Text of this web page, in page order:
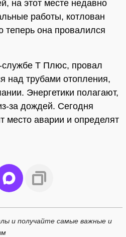
на этот месте недавно
работы, котлован
теперь она провалился
службе Т Плюс, провал
над трубами отопления,
Энергетики полагают,
за дождей. Сегодня
место аварии и определят
и получайте самые важные и